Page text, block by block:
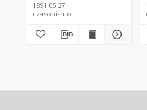
1891.05.27
czasopismo